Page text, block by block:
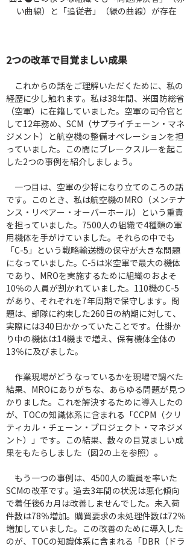
い曲線）と「追従者」（緑の曲線）が存在
2つの改革で目覚ましい成果
これからの話をご理解いただくために、私の
経歴に少し触れます。私は38年間、米国防総省
（空軍）に在籍していました。空軍の司令官と
して12年務め、SCM（サプライチェーン・マネ
ジメント）と航空機の整備オペレーションを担
っていました。この間にブレークスルーを起こ
した2つの事例を紹介しましょう。
一つ目は、空軍の少将になり立てのころの話
です。このとき、私は航空機のMRO（メンテナ
ンス・リペアー・オーバーホール）という重責
を担っていました。7500人の組織で4種類の軍
用機体を手がけていました。それらの中でも
「C-5」という戦略輸送機の保守が大きな問題
になっていました。C-5は米空軍で最大の機体
であり、MROを実施するために組織のおよそ
10％の人員が割かれていました。110機のC-5
があり、それぞれを7年周期で保守します。問
題は、部隊に約束した260日の納期に対して、
実際には340日かかっていたことです。仕掛か
り中の機体は14機まで増え、保有機体全体の
13％に及びました。
作業現場がどうなっているかを現場で調べた
結果、MROにありがちな、あらゆる問題が見つ
かりました。これを解決するために導入したの
が、TOCの知識体系に含まれる「CCPM（クリ
ティカル・チェーン・プロジェクト・マネジメ
ント）」です。この結果、数々の目覚ましい成
果をもたらしました（図2の上を参照）。
もう一つの事例は、4500人の職員を率いた
SCMの改革です。過去3年間の状況は悪化傾向
で着任後6カ月は改善しませんでした。未入荷
件数は78％増加。購買要求の未処理件数は72％
増加していました。この改善のために導入した
のが、TOCの知識体系に含まれる「DBR（ドラ